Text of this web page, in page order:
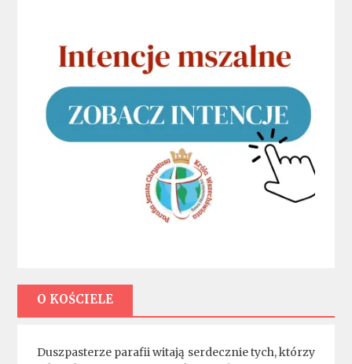
O KOŚCIELE
Duszpasterze parafii witają serdecznie tych, którzy